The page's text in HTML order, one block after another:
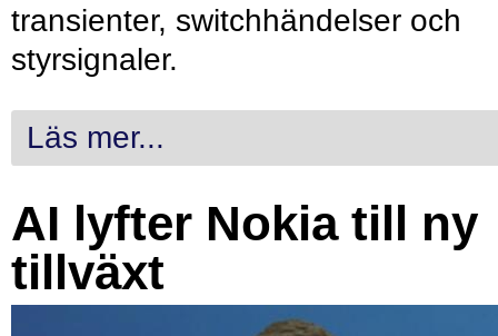
transienter, switchhändelser och
styrsignaler.
Läs mer...
AI lyfter Nokia till ny
tillväxt